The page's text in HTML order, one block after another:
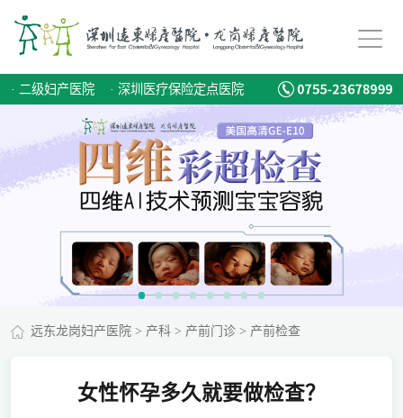
· 二级妇产医院 · 深圳医疗保险定点医院
远东龙岗妇产医院> 产科> 产前门诊> 产前检查
女性怀孕多久就要做检查？